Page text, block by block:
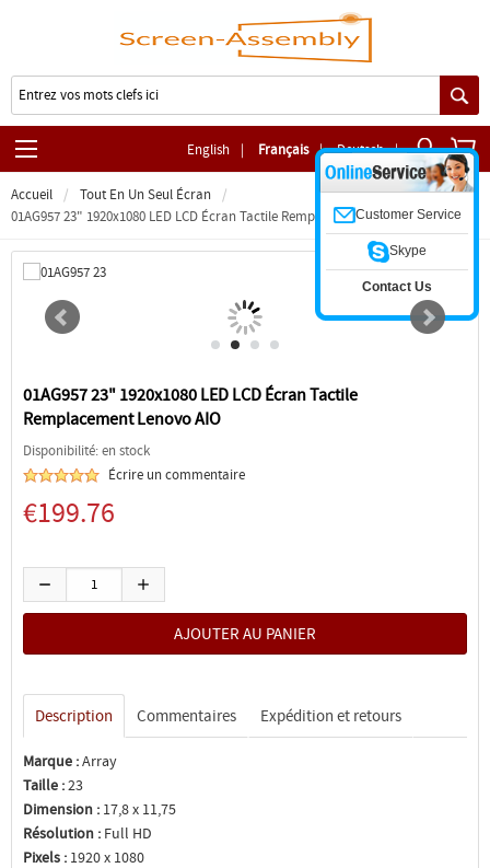
English | Français | Deutsch |
Accueil
Tout En Un Seul Écran
01AG957 23" 1920x1080 LED LCD Écran Tactile Remplacement Lenovo AIO
01AG957 23" 1920x1080 LED LCD Écran Tactile
Remplacement Lenovo AIO
Disponibilité: en stock
Écrire un commentaire
€199.76
Description Commentaires Expédition et retours
Marque :Array
Taille :23
Dimension : 17,8 x 11,75
Résolution : Full HD
Pixels : 1920 x 1080
Customer Service
Skype
Contact Us